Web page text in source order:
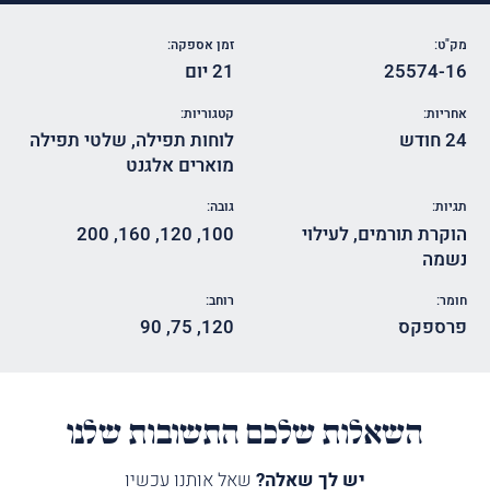
מק"ט:
25574-16
זמן אספקה:
21 יום
אחריות:
24 חודש
קטגוריות:
לוחות תפילה, שלטי תפילה
מוארים אלגנט
תגיות:
הוקרת תורמים, לעילוי
נשמה
גובה:
100
,
120
,
160
,
200
חומר:
פרספקס
רוחב:
120
,
75
,
90
השאלות שלכם התשובות שלנו
יש לך שאלה? שאל אותנו עכשיו